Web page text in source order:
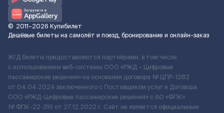
© 2011–2026 Купибилет
Дешёвые билеты на самолёт и поезд, бронирование и онлайн-заказ
Ж/Д билеты предоставляются партнёрами, в том числе
с использованием веб-системы ООО «РЖД – Цифровые
пассажирские решения» на основании договора № ЦПР-1282
от 04.04.2024 заключенного с Поставщиком услуг и Договора
ООО «РЖД-Цифровые пассажирские решения» c АО «ФПК»
№ ФПК-22-316 от 27.12.2022 г. Сайт не является официальным